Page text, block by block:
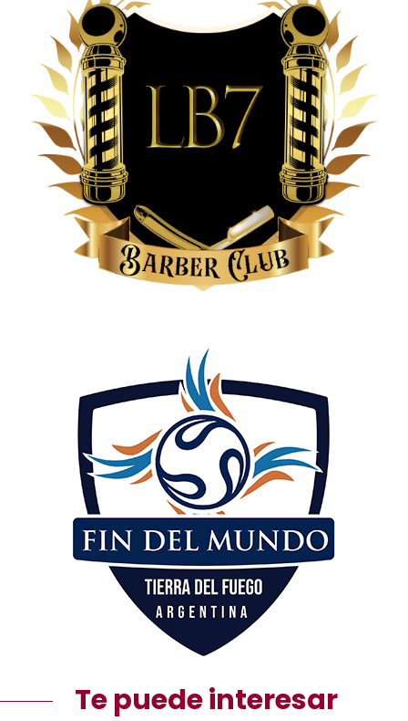
Te puede interesar